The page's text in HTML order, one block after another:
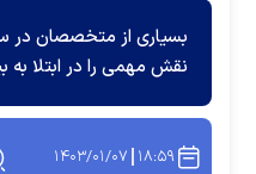
بسیاری از متخصصان در
نقش مهمی را در ابتلا به
۱۸:۵۹ ۱۴۰۳/۰۱/۰۷